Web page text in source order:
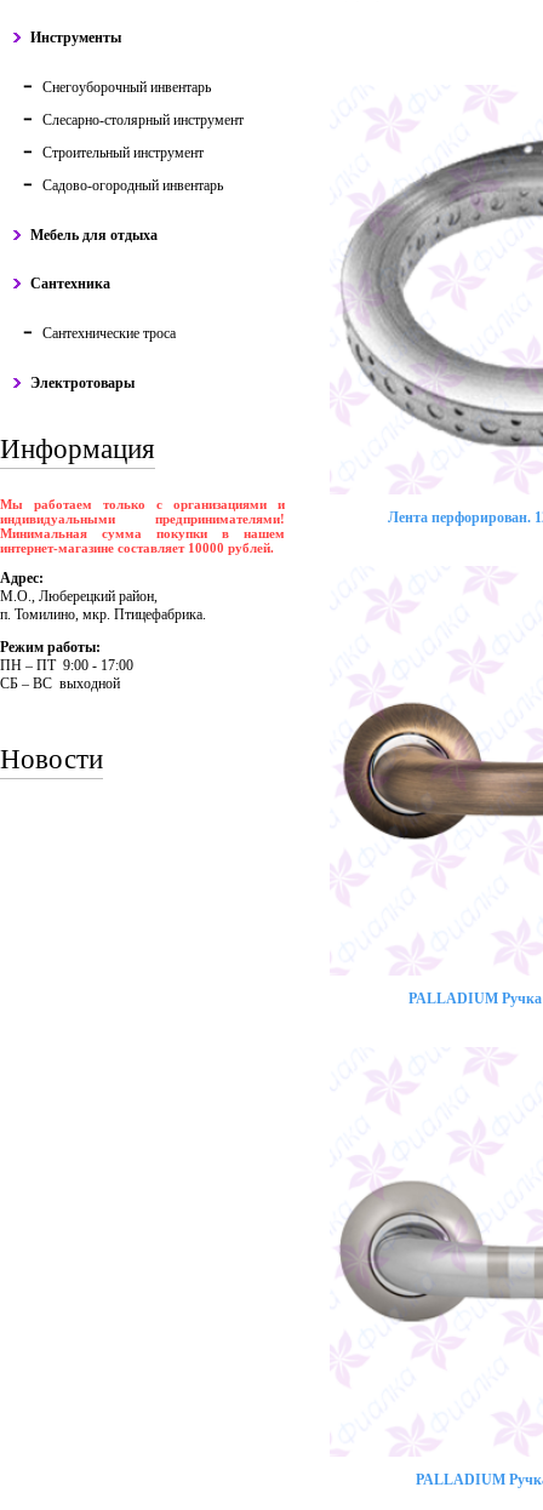
Инструменты
Снегоуборочный инвентарь
Слесарно-столярный инструмент
Строительный инструмент
Садово-огородный инвентарь
Мебель для отдыха
Сантехника
Сантехнические троса
Электротовары
Информация
Мы работаем только с организациями и
индивидуальными предпринимателями!
Минимальная сумма покупки в нашем
интернет-магазине составляет 10000 рублей.
Адрес:
М.О., Люберецкий район,
п. Томилино, мкр. Птицефабрика.
Режим работы:
ПH – ПT 9:00 - 17:00
CБ – BC выходной
Новости
Лента перфорирован.
PALLADIUM Ручка
PALLADIUM